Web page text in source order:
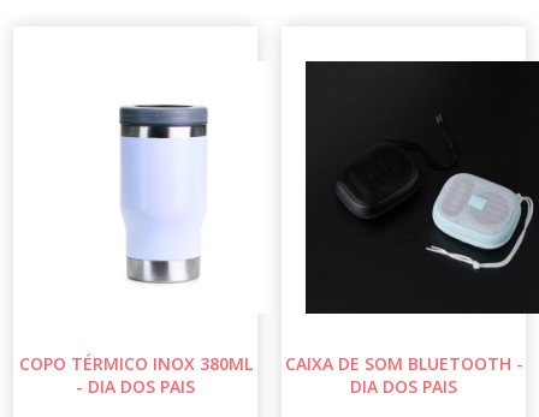
COPO TÉRMICO INOX 380ML
- DIA DOS PAIS
CAIXA DE SOM BLUETOOTH -
DIA DOS PAIS